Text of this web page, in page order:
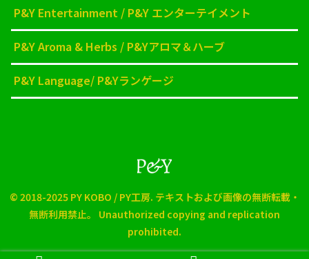
P&Y Entertainment / P&Y エンターテイメント
P&Y Aroma & Herbs / P&Yアロマ＆ハーブ
P&Y Language/ P&Yランゲージ
© 2018-2025 PY KOBO / PY工房. テキストおよび画像の無断転載・
無断利用禁止。 Unauthorized copying and replication
prohibited.